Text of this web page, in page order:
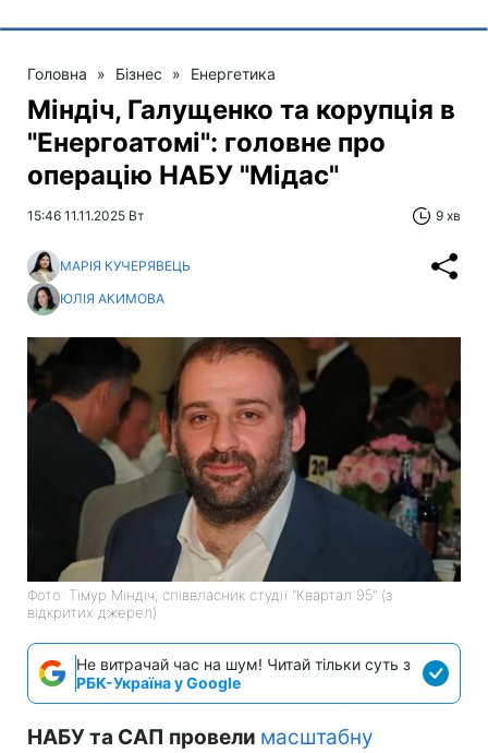
Головна » Бізнес » Енергетика
Міндіч, Галущенко та корупція в
"Енергоатомі": головне про
операцію НАБУ "Мідас"
15:46 11.11.2025 Вт 9 хв
МАРІЯ КУЧЕРЯВЕЦЬ
ЮЛІЯ АКИМОВА
Фото: Тімур Міндіч, співвласник студії "Квартал 95" (з
відкритих джерел)
Не витрачай час на шум! Читай тільки суть з
РБК-Україна у Google
НАБУ та САП провели масштабну